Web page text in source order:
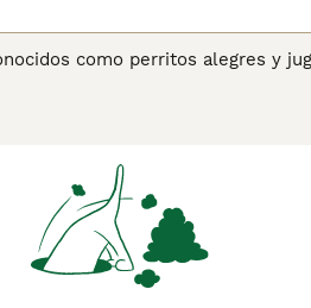
como perritos alegres y
su apego a sus dueños.